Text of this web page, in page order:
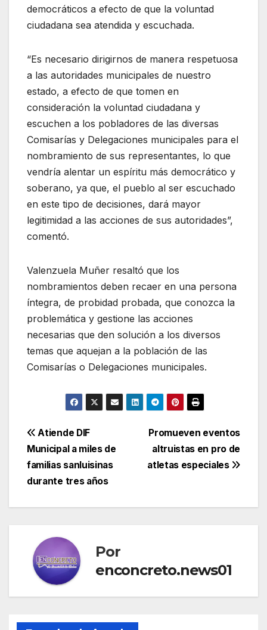
democráticos a efecto de que la voluntad
ciudadana sea atendida y escuchada.
“Es necesario dirigirnos de manera respetuosa
a las autoridades municipales de nuestro
estado, a efecto de que tomen en
consideración la voluntad ciudadana y
escuchen a los pobladores de las diversas
Comisarías y Delegaciones municipales para el
nombramiento de sus representantes, lo que
vendría alentar un espíritu más democrático y
soberano, ya que, el pueblo al ser escuchado
en este tipo de decisiones, dará mayor
legitimidad a las acciones de sus autoridades”,
comentó.
Valenzuela Muñer resaltó que los
nombramientos deben recaer en una persona
íntegra, de probidad probada, que conozca la
problemática y gestione las acciones
necesarias que den solución a los diversos
temas que aquejan a la población de las
Comisarías o Delegaciones municipales.
Navegación
de
entradas
Promueven eventos
altruistas en pro de
atletas especiales
Atiende DIF
Municipal a miles de
familias sanluisinas
durante tres años
Por
enconcreto.news01